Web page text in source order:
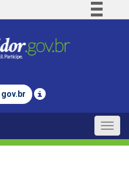
Comunica BR
Legislação
gov.br
Toggle